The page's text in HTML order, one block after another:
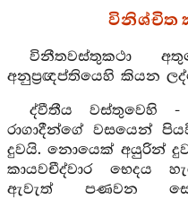
විනිශ්චිත
විනීතවස්තුකථා
අනුප්‍රඥප්තියෙහි කියන
ද්වීතීය වස්තුවෙහි -
රාගාදීන්ගේ වසයෙන්
දුවයි. නොයෙක් අයුරින්
කායවචීද්වාර භෙදය
ඇවැත් පණවන